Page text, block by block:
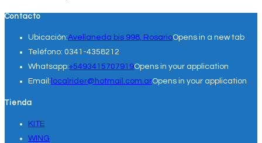
Contacto
Ubicación:Avellaneda bis 998, RosarioOpens in a new tab
Teléfono: 0341-4358212
Whatsapp:+5493415707919Opens in your application
Email: localrider@hotmail.com.arOpens in your application
Tienda
KITE
WING